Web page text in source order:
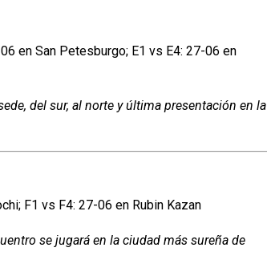
en San Petesburgo; E1 vs E4: 27-06 en
del sur, al norte y última presentación en la
F1 vs F4: 27-06 en Rubin Kazan
se jugará en la ciudad más sureña de